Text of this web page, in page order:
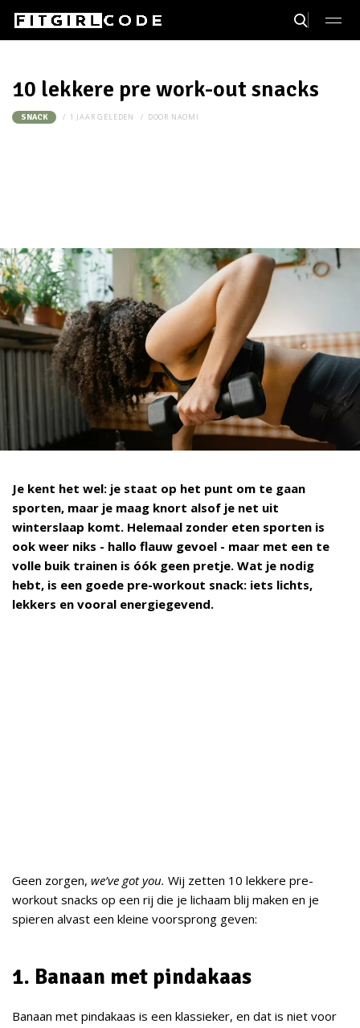
10 lekkere pre work-out snack​s
SNACK 1 JAAR GELEDEN DOOR NAOMI
Je kent het wel: je staat op het punt om te gaan
sporten, maar je maag knort alsof je net uit
winterslaap komt. Helemaal zonder eten sporten is
ook weer niks - hallo flauw gevoel - maar met een te
volle buik trainen is óók geen pretje. Wat je nodig
hebt, is een goede pre-workout snack: iets lichts,
lekkers en vooral energiegevend.
Geen zorgen, we’ve got you. Wij zetten 10 lekkere pre-
workout snacks op een rij die je lichaam blij maken en je
spieren alvast een kleine voorsprong geven:
1. Banaan met pindakaas
Banaan met pindakaas is een klassieker, en dat is niet voor